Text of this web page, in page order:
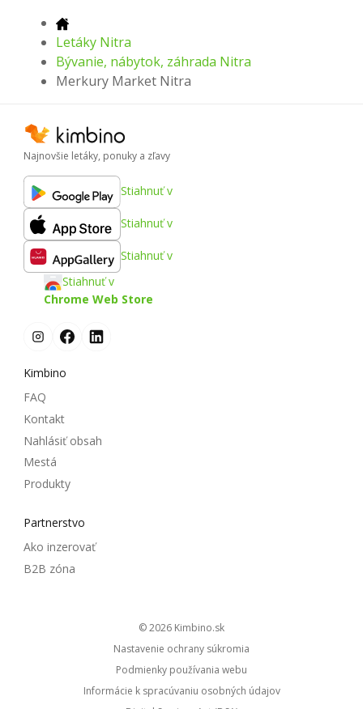
Letáky Nitra
Bývanie, nábytok, záhrada Nitra
Merkury Market Nitra
Najnovšie letáky, ponuky a zľavy
Stiahnuť v
Stiahnuť v
Stiahnuť v
Stiahnuť v
Chrome Web Store
Kimbino
FAQ
Kontakt
Nahlásiť obsah
Mestá
Produkty
Partnerstvo
Ako inzerovať
B2B zóna
© 2026
kimbino.sk
Nastavenie ochrany súkromia
Podmienky používania webu
Informácie k spracúvaniu osobných údajov